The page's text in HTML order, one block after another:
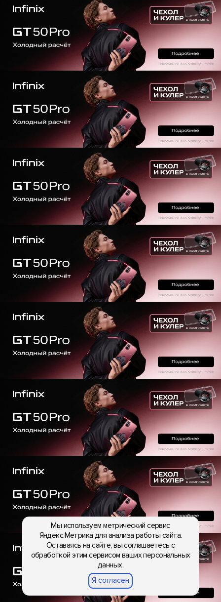
Мы используем метрический сервис
Яндекс.Метрика для анализа работы сайта.
Оставаясь на сайте, вы соглашаетесь с
обработкой этим сервисом ваших персональных
данных.
Я согласен